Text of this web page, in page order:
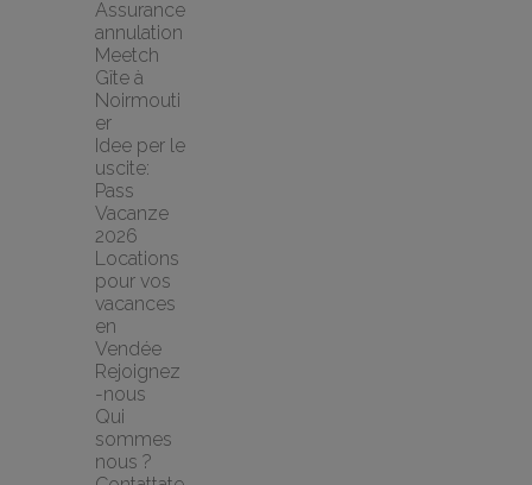
Assurance
annulation
Meetch
Gîte à
Noirmouti
er
Idee per le
uscite:
Pass
Vacanze
2026
Locations
pour vos
vacances
en
Vendée
Rejoignez
-nous
Qui
sommes
nous ?